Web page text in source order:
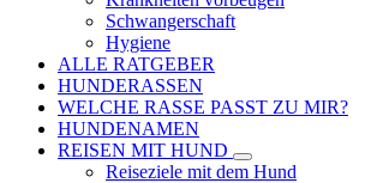
Schwangerschaft
Hygiene
ALLE RATGEBER
HUNDERASSEN
WELCHE RASSE PASST ZU MIR?
HUNDENAMEN
REISEN MIT HUND
Reiseziele mit dem Hund